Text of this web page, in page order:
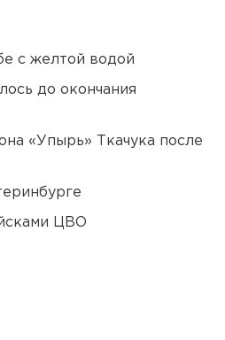
с желтой водой
до окончания
«Упырь» Ткачука после
ЦВО